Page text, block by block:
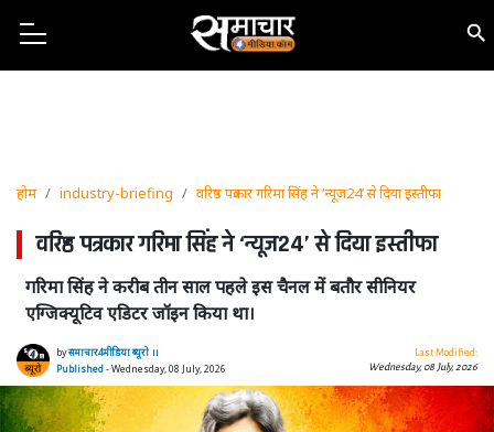
होम industry-briefing वरिष्ठ पत्रकार गरिमा सिंह ने ‘न्यूज24’ से दिया इस्तीफा
वरिष्ठ पत्रकार गरिमा सिंह ने ‘न्यूज24’ से दिया इस्तीफा
गरिमा सिंह ने करीब तीन साल पहले इस चैनल में बतौर सीनियर
एग्जिक्यूटिव एडिटर जॉइन किया था।
byसमाचार4मीडिया ब्यूरो ।।
Published- Wednesday, 08 July, 2026
Last Modified:
Wednesday, 08 July, 2026